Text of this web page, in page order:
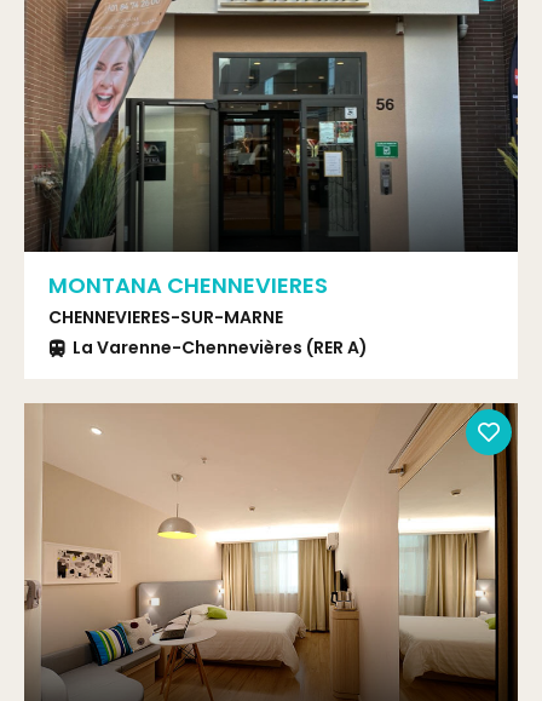
MONTANA CHENNEVIERES
CHENNEVIERES-SUR-MARNE
La Varenne-Chennevières (RER A)